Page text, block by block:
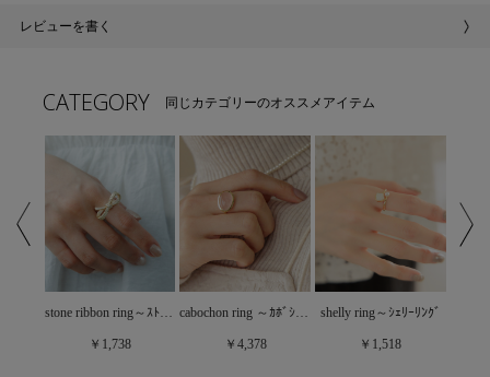
レビューを書く
CATEGORY 同じカテゴリーのオススメアイテム
stone ribbon ring～ｽﾄｰﾝﾘﾎﾞﾝﾘﾝｸﾞ
￥1,738
cabochon ring ～ｶﾎﾞｼｮﾝﾘﾝｸﾞ
￥4,378
shelly ring～ｼｪﾘｰﾘﾝｸﾞ
￥1,518